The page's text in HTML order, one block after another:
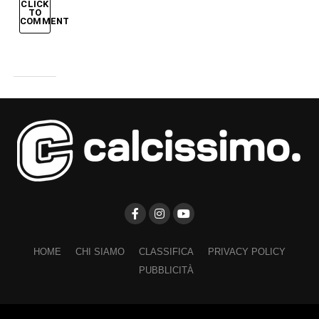
CLICK
TO
COMMENT
HOME CHI SIAMO CLASSIFICA
PRIVACY POLICY
PUBBLICITÀ